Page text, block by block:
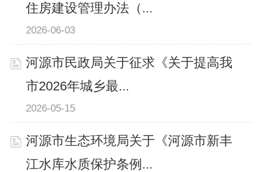
住房建设管理办法（...
2026-06-03
河源市民政局关于征求《关于提高我
市2026年城乡最...
2026-05-15
河源市生态环境局关于《河源市新丰
江水库水质保护条例...